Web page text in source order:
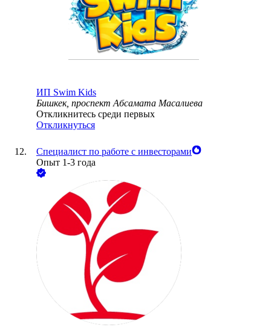
ИП Swim Kids
Бишкек, проспект Абсамата Масалиева
Откликнитесь среди первых
Откликнуться
Специалист по работе с инвесторами
Опыт 1-3 года